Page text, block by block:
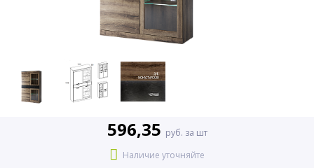
596,35 руб. за шт
Наличие уточняйте